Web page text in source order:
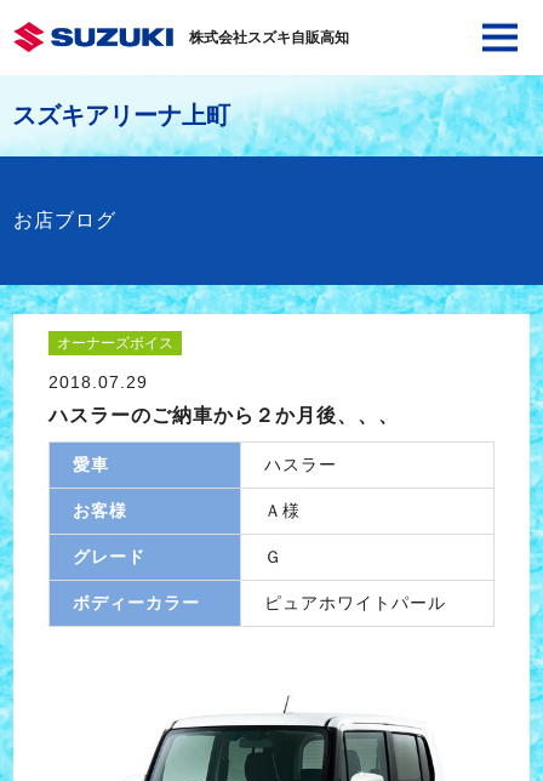
株式会社スズキ自販高知
スズキアリーナ上町
お店ブログ
オーナーズボイス
2018.07.29
ハスラーのご納車から２か月後、、、
愛車 ハスラー
お客様 Ａ様
グレード Ｇ
ボディーカラー ピュアホワイトパール